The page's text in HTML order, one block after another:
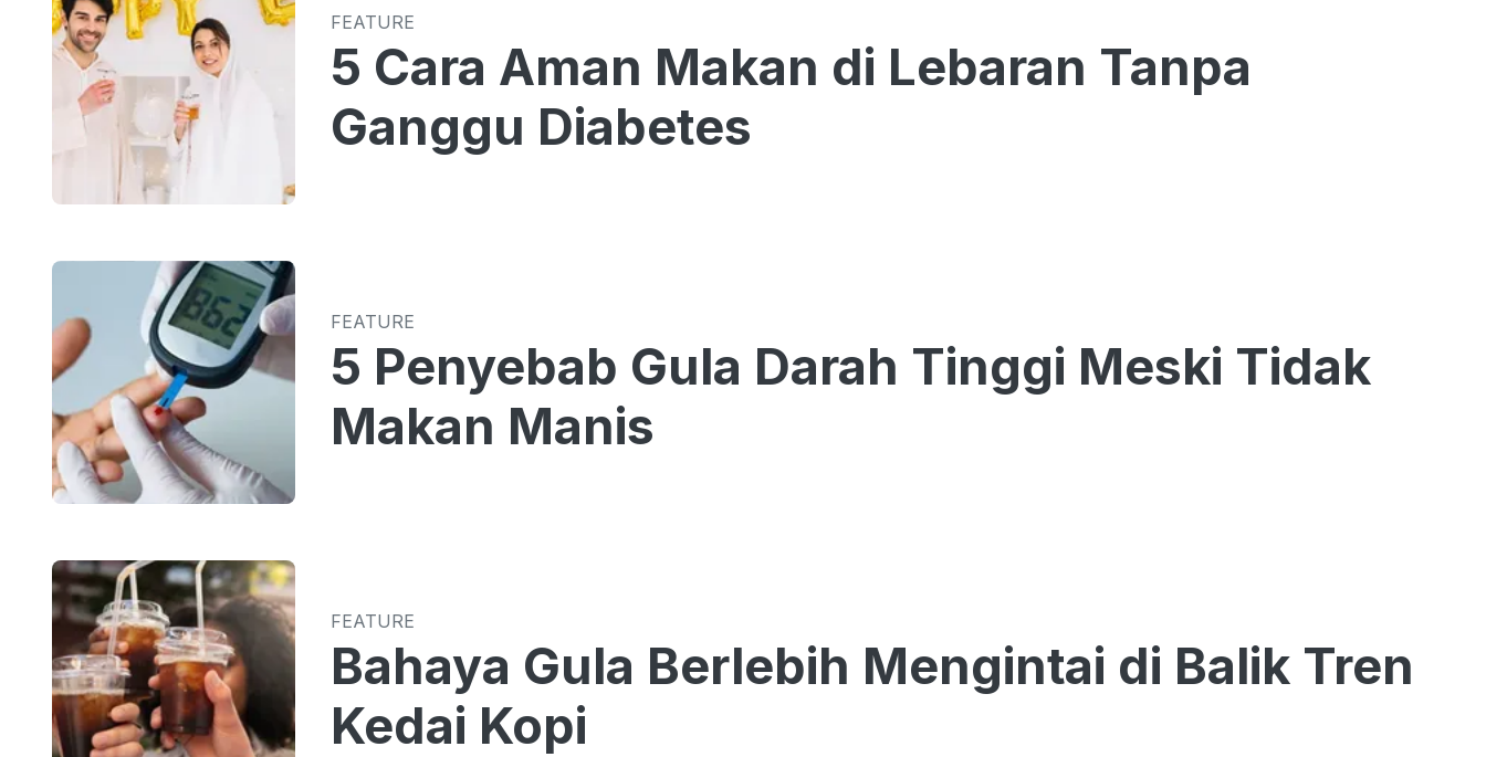
FEATURE
5 Cara Aman Makan di Lebaran Tanpa
Ganggu Diabetes
FEATURE
5 Penyebab Gula Darah Tinggi Meski Tidak
Makan Manis
FEATURE
Bahaya Gula Berlebih Mengintai di Balik Tren
Kedai Kopi